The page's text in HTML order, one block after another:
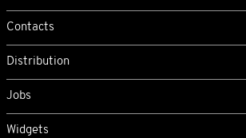
Contacts
Distribution
Jobs
Widgets